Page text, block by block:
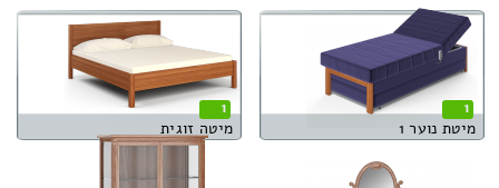
1
מיטת נוער 1
1
מיטה זוגית